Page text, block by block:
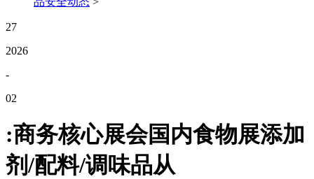
27
2026
-
02
:商务核心展会国内食物展添加
剂/配料/调味品从